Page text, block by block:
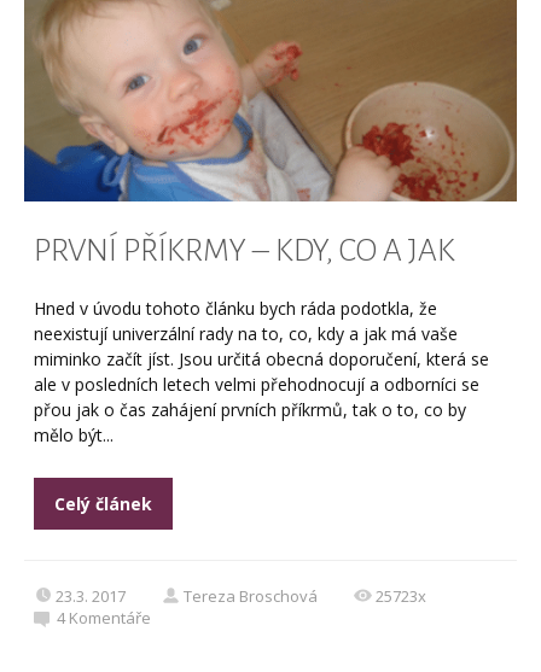
PRVNÍ PŘÍKRMY – KDY, CO A JAK
Hned v úvodu tohoto článku bych ráda podotkla, že
neexistují univerzální rady na to, co, kdy a jak má vaše
miminko začít jíst. Jsou určitá obecná doporučení, která se
ale v posledních letech velmi přehodnocují a odborníci se
přou jak o čas zahájení prvních příkrmů, tak o to, co by
mělo být...
Celý článek
23.3. 2017 Tereza Broschová
25723x
4Komentáře